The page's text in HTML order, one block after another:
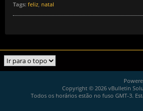
Tags: feliz, natal
Copyright © 2026 vBulletin
Todos os horários estão no fuso GMT-3.